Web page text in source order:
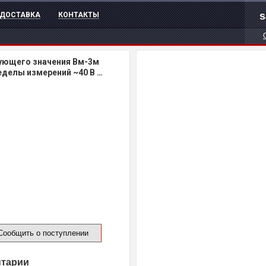
ДОСТАВКА КОНТАКТЫ
значения Вм-3м
измерений ~40 B …
о поступлении